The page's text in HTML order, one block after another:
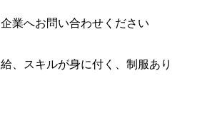
業へお問い合わせください
、スキルが身に付く、制服あり